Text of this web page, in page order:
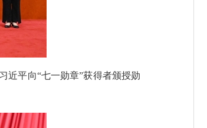
近平向“七一勋章”获得者颁授勋